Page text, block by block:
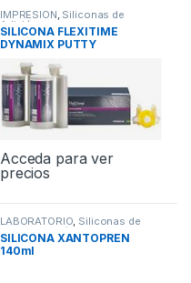
IMPRESION, Siliconas de
Adición
SILICONA FLEXITIME
DYNAMIX PUTTY
Acceda para ver
precios
LABORATORIO, Siliconas de
Condensación de Laboratorio
SILICONA XANTOPREN
140ml